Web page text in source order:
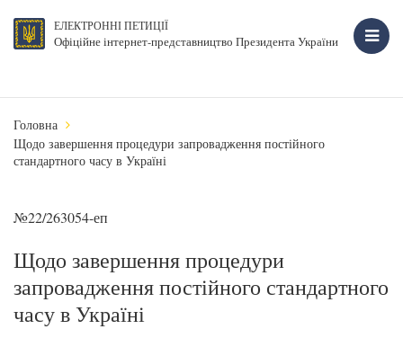
ЕЛЕКТРОННІ ПЕТИЦІЇ
Офіційне інтернет-представництво Президента України
Головна
Щодо завершення процедури запровадження постійного
стандартного часу в Україні
№22/263054-еп
Щодо завершення процедури
запровадження постійного стандартного
часу в Україні